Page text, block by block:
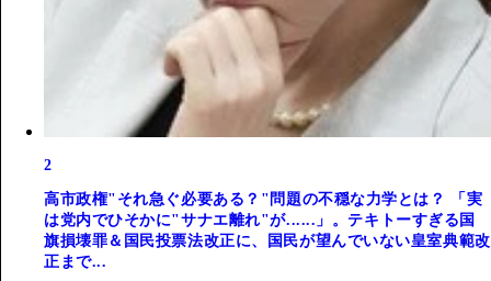
2
高市政権"それ急ぐ必要ある？"問題の不穏な力学とは？ 「実
は党内でひそかに"サナエ離れ"が......」。テキトーすぎる国
旗損壊罪＆国民投票法改正に、国民が望んでいない皇室典範改
正まで...